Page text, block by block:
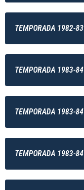
TEMPORADA 1982-83
TEMPORADA 1983-84
TEMPORADA 1983-84
TEMPORADA 1983-84